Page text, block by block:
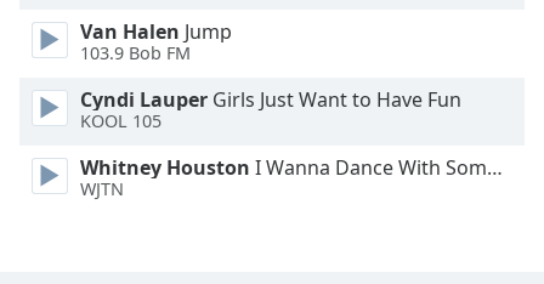
Done
Close
Modal
dialog
window.
Van Halen Jump
103.9 Bob FM
Cyndi Lauper Girls Just Want to Have Fun
KOOL 105
Whitney Houston I Wanna Dance With Somebody
WJTN